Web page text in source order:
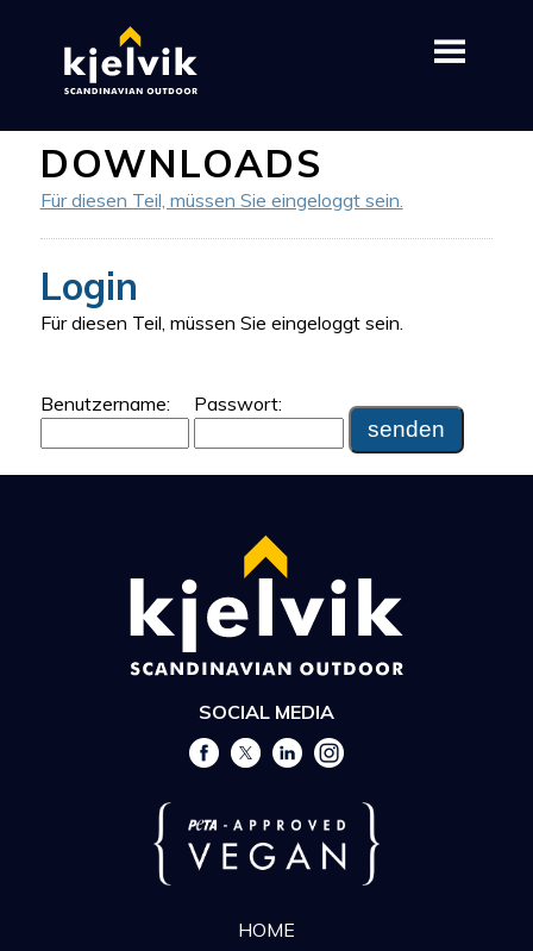
DOWNLOADS
Für diesen Teil, müssen Sie eingeloggt sein.
Login
Für diesen Teil, müssen Sie eingeloggt sein.
Benutzername: Passwort:
SOCIAL MEDIA
HOME